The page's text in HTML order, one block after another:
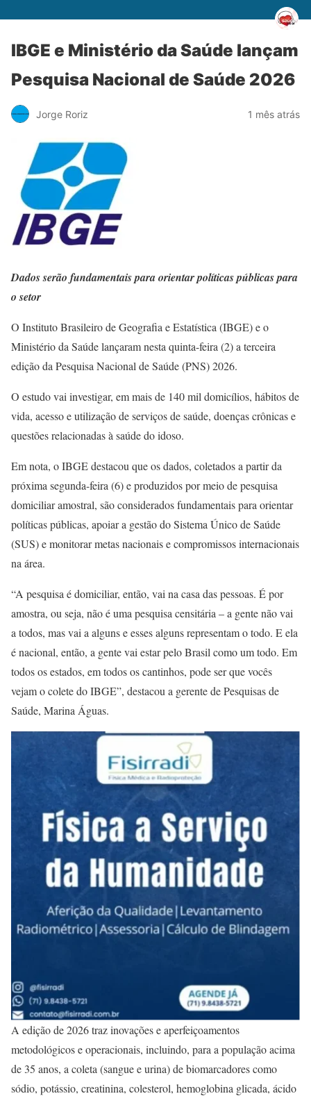
IBGE e Ministério da Saúde lançam
Pesquisa Nacional de Saúde 2026
Jorge Roriz 1 mês atrás
Dados serão fundamentais para orientar políticas públicas para
o setor
O Instituto Brasileiro de Geografia e Estatística (IBGE) e o
Ministério da Saúde lançaram nesta quinta-feira (2) a terceira
edição da Pesquisa Nacional de Saúde (PNS) 2026.
O estudo vai investigar, em mais de 140 mil domicílios, hábitos de
vida, acesso e utilização de serviços de saúde, doenças crônicas e
questões relacionadas à saúde do idoso.
Em nota, o IBGE destacou que os dados, coletados a partir da
próxima segunda-feira (6) e produzidos por meio de pesquisa
domiciliar amostral, são considerados fundamentais para orientar
políticas públicas, apoiar a gestão do Sistema Único de Saúde
(SUS) e monitorar metas nacionais e compromissos internacionais
na área.
“A pesquisa é domiciliar, então, vai na casa das pessoas. É por
amostra, ou seja, não é uma pesquisa censitária – a gente não vai
a todos, mas vai a alguns e esses alguns representam o todo. E ela
é nacional, então, a gente vai estar pelo Brasil como um todo. Em
todos os estados, em todos os cantinhos, pode ser que vocês
vejam o colete do IBGE”, destacou a gerente de Pesquisas de
Saúde, Marina Águas.
A edição de 2026 traz inovações e aperfeiçoamentos
metodológicos e operacionais, incluindo, para a população acima
de 35 anos, a coleta (sangue e urina) de biomarcadores como
sódio, potássio, creatinina, colesterol, hemoglobina glicada, ácido